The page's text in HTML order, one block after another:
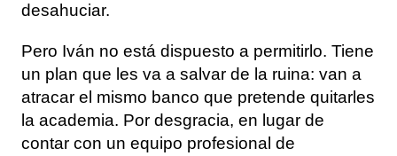
desahuciar.
Pero Iván no está dispuesto a permitirlo. Tiene
un plan que les va a salvar de la ruina: van a
atracar el mismo banco que pretende quitarles
la academia. Por desgracia, en lugar de
contar con un equipo profesional de